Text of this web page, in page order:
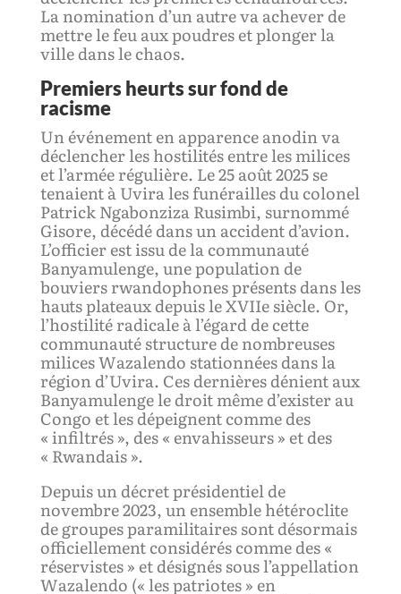
La nomination d’un autre va achever de
mettre le feu aux poudres et plonger la
ville dans le chaos.
Premiers heurts sur fond de
racisme
Un événement en apparence anodin va
déclencher les hostilités entre les milices
et l’armée régulière. Le 25 août 2025 se
tenaient à Uvira les funérailles du colonel
Patrick Ngabonziza Rusimbi, surnommé
Gisore, décédé dans un accident d’avion.
L’officier est issu de la communauté
Banyamulenge, une population de
bouviers rwandophones présents dans les
hauts plateaux depuis le XVIIe siècle. Or,
l’hostilité radicale à l’égard de cette
communauté structure de nombreuses
milices Wazalendo stationnées dans la
région d’Uvira. Ces dernières dénient aux
Banyamulenge le droit même d’exister au
Congo et les dépeignent comme des
« infiltrés », des « envahisseurs » et des
« Rwandais ».
Depuis un décret présidentiel de
novembre 2023, un ensemble hétéroclite
de groupes paramilitaires sont désormais
officiellement considérés comme des «
réservistes » et désignés sous l’appellation
Wazalendo (« les patriotes » en